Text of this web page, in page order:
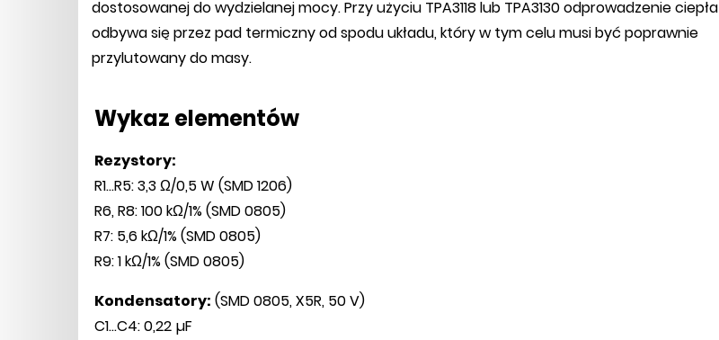
dostosowanej do wydzielanej mocy. Przy użyciu TPA3118 lub TPA3130 odprowadzenie ciepła
odbywa się przez pad termiczny od spodu układu, który w tym celu musi być poprawnie
przylutowany do masy.
Wykaz elementów
Rezystory:
R1...R5: 3,3 Ω/0,5 W (SMD 1206)
R6, R8: 100 kΩ/1% (SMD 0805)
R7: 5,6 kΩ/1% (SMD 0805)
R9: 1 kΩ/1% (SMD 0805)
Kondensatory: (SMD 0805, X5R, 50 V)
C1...C4: 0,22 µF